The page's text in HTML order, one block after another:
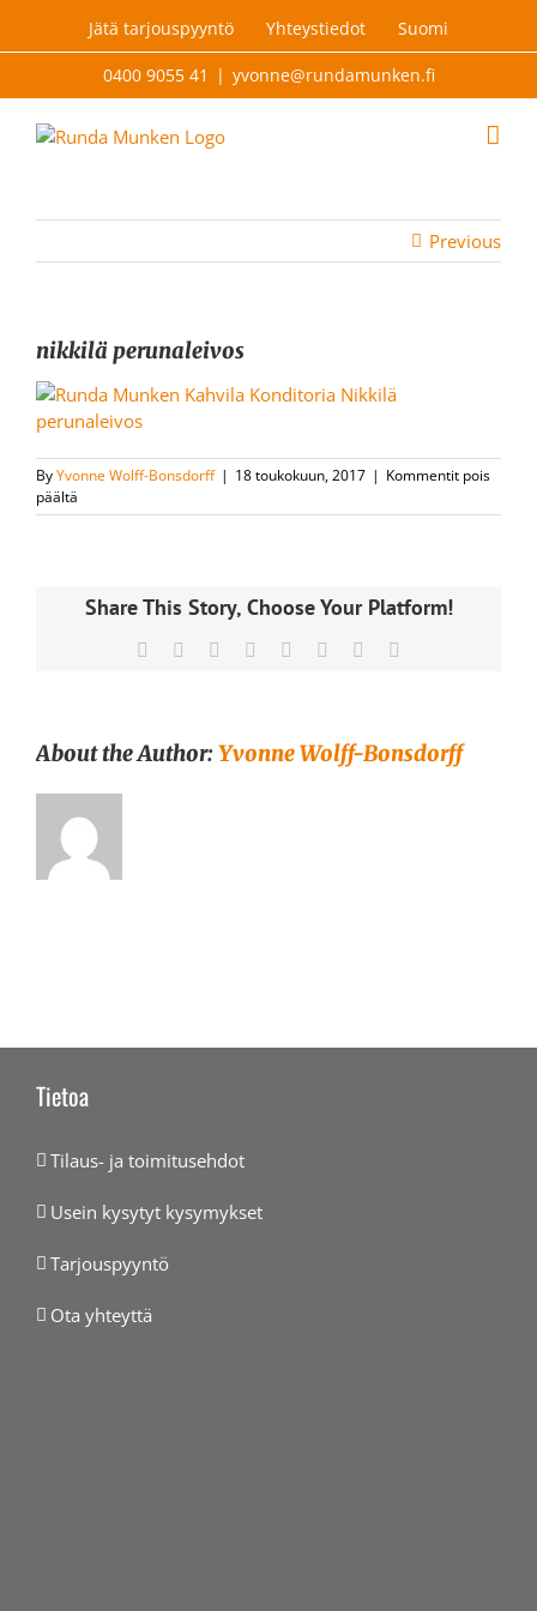
Jätä tarjouspyyntö Yhteystiedot Suomi
0400 9055 41 | yvonne@rundamunken.fi
Previous
nikkilä perunaleivos
ByYvonne Wolff-Bonsdorff | 18 toukokuun, 2017 | Kommentit pois
päältä
nikkilä
Share This Story, Choose Your Platform!
Facebook Reddit LinkedIn
TumblrPinterest
About the Author:Yvonne Wolff-Bonsdorff
Tietoa
Tilaus- ja toimitusehdot
Usein kysytyt kysymykset
Tarjouspyyntö
Ota yhteyttä